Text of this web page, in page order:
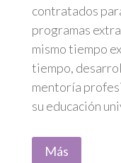
contratados
programas
mismo tiempo
tiempo,
mentoría
su educación
Más